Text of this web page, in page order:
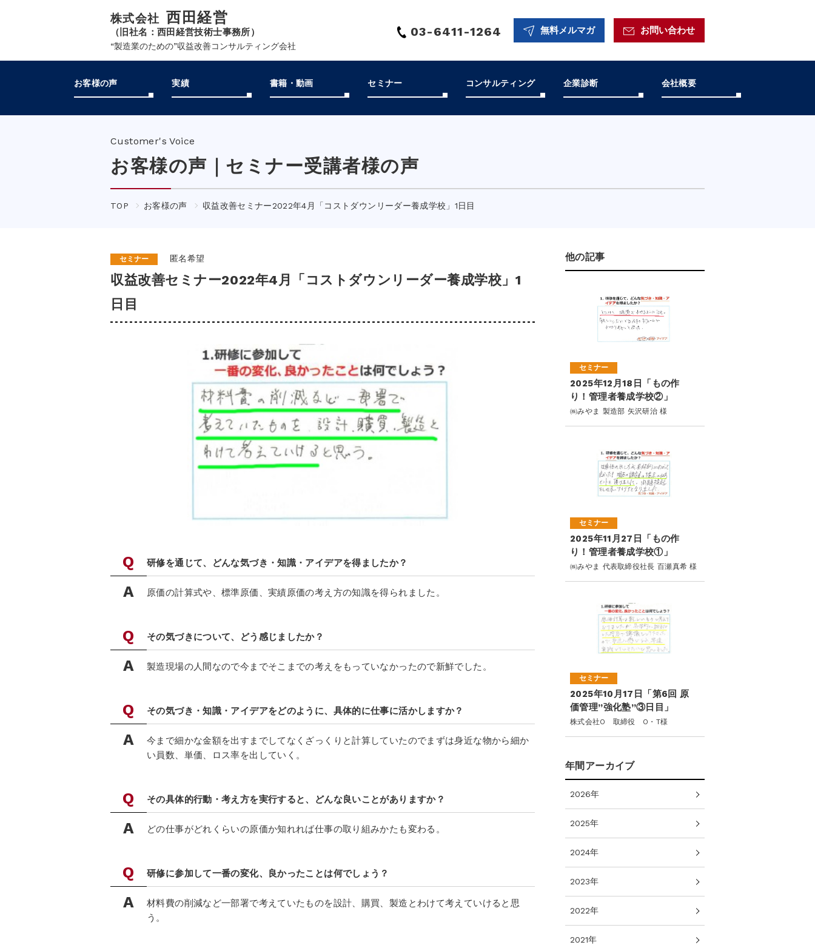
株式会社 西田経営
（旧社名：西田経営技術士事務所）
“製造業のための”収益改善コンサルティング会社
03-6411-1264 無料メルマガ お問い合わせ
お客様の声 実績 書籍・動画 セミナー コンサルティング 企業診断 会社概要
Customer's Voice
お客様の声｜ セミナー受講者様の声
TOP お客様の声 収益改善セミナー2022年4月「コストダウンリーダー養成学校」1日目
セミナー 匿名希望
収益改善セミナー2022年4月「コストダウンリーダー養成学校」1
日目
研修を通じて、どんな気づき・知識・アイデアを得ましたか？
原価の計算式や、標準原価、実績原価の考え方の知識を得られました。
その気づきについて、どう感じましたか？
製造現場の人間なので今までそこまでの考えをもっていなかったので新鮮でした。
その気づき・知識・アイデアをどのように、具体的に仕事に活かしますか？
今まで細かな金額を出すまでしてなくざっくりと計算していたのでまずは身近な物から細か
い員数、単価、ロス率を出していく。
その具体的行動・考え方を実行すると、どんな良いことがありますか？
どの仕事がどれくらいの原価か知れれば仕事の取り組みかたも変わる。
研修に参加して一番の変化、良かったことは何でしょう？
材料費の削減など一部署で考えていたものを設計、購買、製造とわけて考えていけると思
う。
他の記事
セミナー
2025年12月18日「もの作
り！管理者養成学校②」
㈱みやま 製造部 矢沢研治 様
セミナー
2025年11月27日「もの作
り！管理者養成学校①」
㈱みやま 代表取締役社長 百瀬真希 様
セミナー
2025年10月17日「第6回 原
価管理”強化塾”③日目」
株式会社O 取締役 O・T様
年間アーカイブ
2026年
2025年
2024年
2023年
2022年
2021年